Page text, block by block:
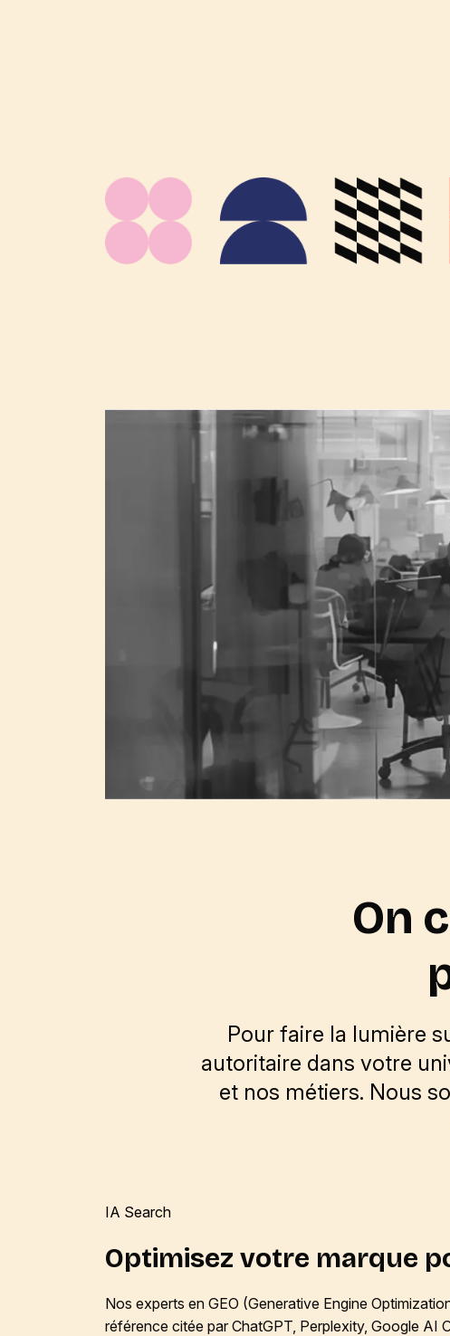
On
Pour faire la lumière
autoritaire dans votre
et nos métiers. Nous
IA Search
Optimisez votre marque
Nos experts en GEO (Generative Engine
référence citée par ChatGPT, Perplexity, Google AI